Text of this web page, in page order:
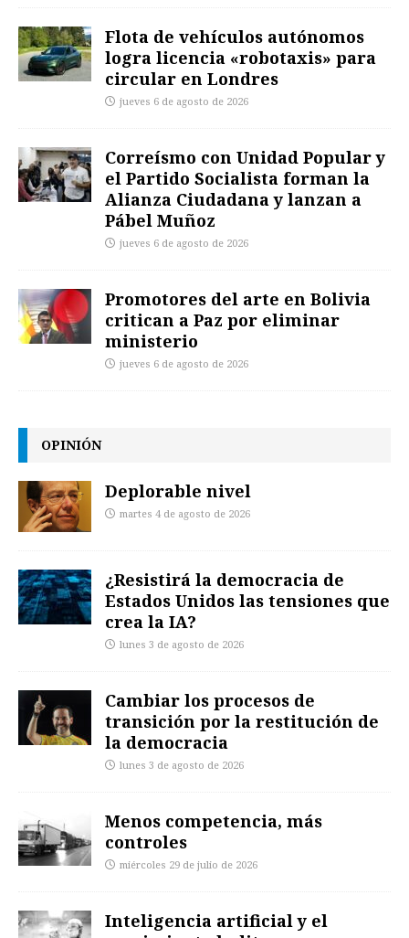
Flota de vehículos autónomos
logra licencia «robotaxis» para
circular en Londres
jueves 6 de agosto de 2026
Correísmo con Unidad Popular y
el Partido Socialista forman la
Alianza Ciudadana y lanzan a
Pábel Muñoz
jueves 6 de agosto de 2026
Promotores del arte en Bolivia
critican a Paz por eliminar
ministerio
jueves 6 de agosto de 2026
OPINIÓN
Deplorable nivel
martes 4 de agosto de 2026
¿Resistirá la democracia de
Estados Unidos las tensiones que
crea la IA?
lunes 3 de agosto de 2026
Cambiar los procesos de
transición por la restitución de
la democracia
lunes 3 de agosto de 2026
Menos competencia, más
controles
miércoles 29 de julio de 2026
Inteligencia artificial y el